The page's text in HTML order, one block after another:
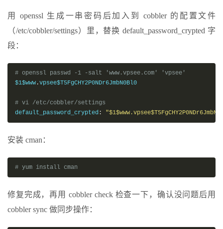
用 openssl 生成一串密码后加入到 cobbler 的配置文件
（/etc/cobbler/settings）里，替换 default_password_crypted 字
段：
# openssl passwd -1 -salt 'www.vpsee.com' 'vpsee'
$1$www .vpsee$T5FgCHY2P0NDr6JmbN0Bl0
# vi /etc/cobbler/settings
default_password_crypted :
安装 cman：
# yum install cman
修复完成，再用 cobbler check 检查一下，确认没问题后用
cobbler sync 做同步操作：